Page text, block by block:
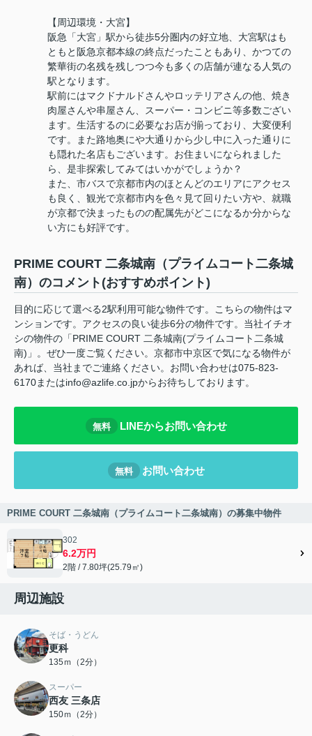
【周辺環境・大宮】
阪急「大宮」駅から徒歩5分圏内の好立地、大宮駅はも
ともと阪急京都本線の終点だったこともあり、かつての
繁華街の名残を残しつつ今も多くの店舗が連なる人気の
駅となります。
駅前にはマクドナルドさんやロッテリアさんの他、焼き
肉屋さんや串屋さん、スーパー・コンビニ等多数ござい
ます。生活するのに必要なお店が揃っており、大変便利
です。また路地奥にや大通りから少し中に入った通りに
も隠れた名店もございます。お住まいになられました
ら、是非探索してみてはいかがでしょうか？
また、市バスで京都市内のほとんどのエリアにアクセス
も良く、観光で京都市内を色々見て回りたい方や、就職
が京都で決まったものの配属先がどこになるか分からな
い方にも好評です。
PRIME COURT 二条城南（プライムコート二条城
南）のコメント(おすすめポイント)
目的に応じて選べる2駅利用可能な物件です。こちらの物件はマ
ンションです。アクセスの良い徒歩6分の物件です。当社イチオ
シの物件の「PRIME COURT 二条城南(プライムコート二条城
南)」。ぜひ一度ご覧ください。京都市中京区で気になる物件が
あれば、当社までご連絡ください。お問い合わせは075-823-
6170またはinfo@azlife.co.jpからお待ちしております。
無料 LINEからお問い合わせ
無料 お問い合わせ
PRIME COURT 二条城南（プライムコート二条城南）の募集中物件
302
6.2万円
2階 / 7.80坪(25.79㎡)
周辺施設
そば・うどん
更科
135ｍ（2分）
スーパー
西友 三条店
150ｍ（2分）